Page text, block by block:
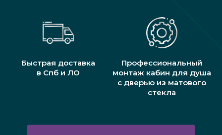
Быстрая доставка
в Спб и ЛО
Профессиональный
монтаж кабин для душа
с дверью из матового
стекла